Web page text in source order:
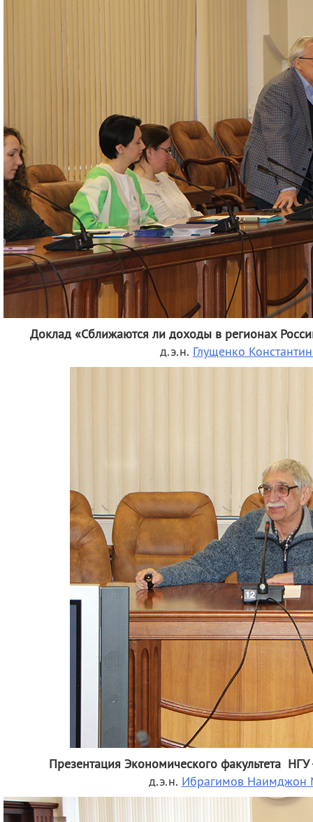
Доклад «Сближаются ли доходы в регионах
д.э.н. Глущенко
Презентация Экономического факультета
д.э.н. Ибрагимов Наимджон